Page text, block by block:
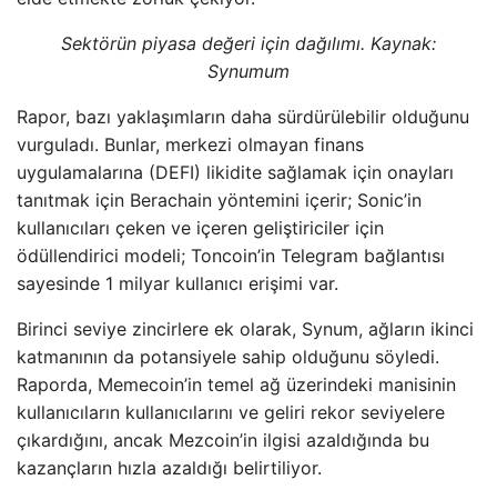
Sektörün piyasa değeri için dağılımı. Kaynak:
Synumum
Rapor, bazı yaklaşımların daha sürdürülebilir olduğunu
vurguladı. Bunlar, merkezi olmayan finans
uygulamalarına (DEFI) likidite sağlamak için onayları
tanıtmak için Berachain yöntemini içerir; Sonic’in
kullanıcıları çeken ve içeren geliştiriciler için
ödüllendirici modeli; Toncoin’in Telegram bağlantısı
sayesinde 1 milyar kullanıcı erişimi var.
Birinci seviye zincirlere ek olarak, Synum, ağların ikinci
katmanının da potansiyele sahip olduğunu söyledi.
Raporda, Memecoin’in temel ağ üzerindeki manisinin
kullanıcıların kullanıcılarını ve geliri rekor seviyelere
çıkardığını, ancak Mezcoin’in ilgisi azaldığında bu
kazançların hızla azaldığı belirtiliyor.